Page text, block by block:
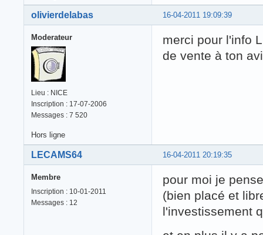
16-04-2011 19:09:39
olivierdelabas
Moderateur
Lieu : NICE
Inscription : 17-07-2006
Messages : 7 520
merci pour l'info
de vente à ton
Hors ligne
16-04-2011 20:19:35
LECAMS64
Membre
Inscription : 10-01-2011
Messages : 12
pour moi je
(bien placé et
l'investissement